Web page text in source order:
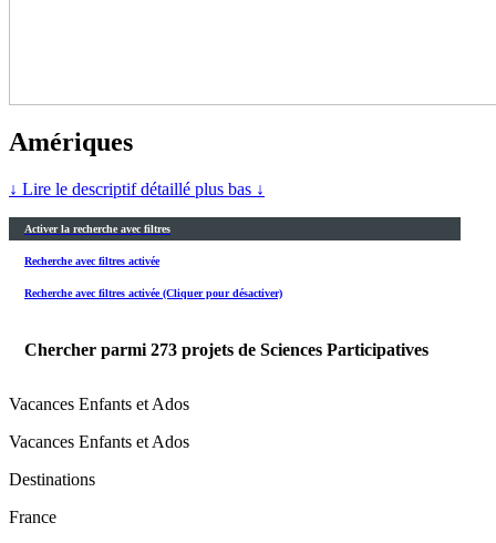
Amériques
↓ Lire le descriptif détaillé plus bas ↓
Activer la recherche avec filtres
Recherche avec filtres activée
Recherche avec filtres activée (Cliquer pour désactiver)
Chercher parmi 273 projets de Sciences Participatives
Vacances Enfants et Ados
Vacances Enfants et Ados
Destinations
France